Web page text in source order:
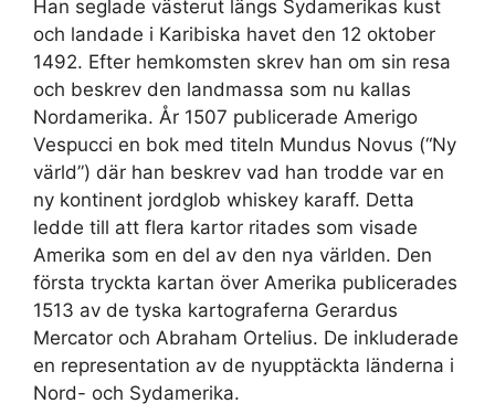
Han seglade västerut längs Sydamerikas kust
och landade i Karibiska havet den 12 oktober
1492. Efter hemkomsten skrev han om sin resa
och beskrev den landmassa som nu kallas
Nordamerika. År 1507 publicerade Amerigo
Vespucci en bok med titeln Mundus Novus (“Ny
värld”) där han beskrev vad han trodde var en
ny kontinent jordglob whiskey karaff. Detta
ledde till att flera kartor ritades som visade
Amerika som en del av den nya världen. Den
första tryckta kartan över Amerika publicerades
1513 av de tyska kartograferna Gerardus
Mercator och Abraham Ortelius. De inkluderade
en representation av de nyupptäckta länderna i
Nord- och Sydamerika.